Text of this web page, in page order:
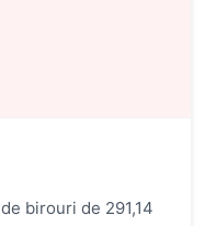
birouri de 291,14